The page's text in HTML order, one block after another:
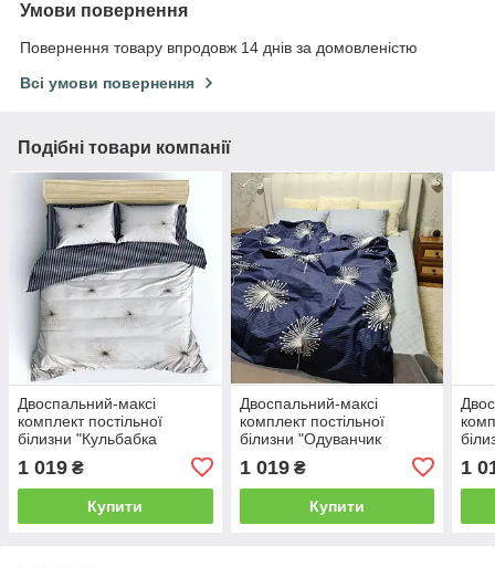
Умови повернення
Повернення товару впродовж 14 днів за домовленістю
Всі умови повернення
Подібні товари компанії
Двоспальний-максі
комплект постільної
білизни "Кульбабка
220*250
1 019 ₴
Купити
Двоспальний-максі
комплект постільної
білизни "Одуванчик
ромбік" з простирадлом
220/250
1 019₴
Купити
1